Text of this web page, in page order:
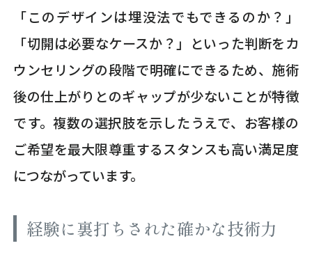
「このデザインは埋没法でもできるのか？」
「切開は必要なケースか？」といった判断をカ
ウンセリングの段階で明確にできるため、施術
後の仕上がりとのギャップが少ないことが特徴
です。複数の選択肢を示したうえで、お客様の
ご希望を最大限尊重するスタンスも高い満足度
につながっています。
経験に裏打ちされた確かな技術力